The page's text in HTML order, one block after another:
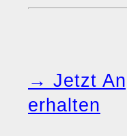
→ Jetzt
erhalten